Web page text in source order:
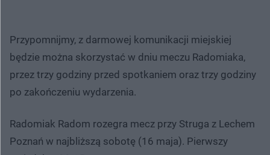
Przypomnijmy, z darmowej komunikacji miejskiej
będzie można skorzystać w dniu meczu Radomiaka,
przez trzy godziny przed spotkaniem oraz trzy godziny
po zakończeniu wydarzenia.
Radomiak Radom rozegra mecz przy Struga z Lechem
Poznań w najbliższą sobotę (16 maja). Pierwszy